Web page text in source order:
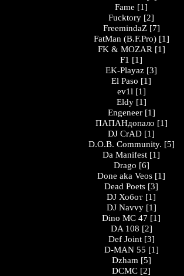
Fame [1]
Fucktory [2]
FreemindaZ [7]
FatMan (B.F.Pro) [1]
FK & MOZAR [1]
F1 [1]
EK-Playaz [3]
El Paso [1]
ev1l [1]
Eldy [1]
Engeneer [1]
ПАПАНдопало [1]
DJ CrAD [1]
D.O.B. Community. [5]
Da Manifest [1]
Drago [6]
Done aka Veos [1]
Dead Poets [3]
DJ Хобот [1]
DJ Navvy [1]
Dino MC 47 [1]
DA 108 [2]
Def Joint [3]
D-MAN 55 [1]
Dzham [5]
DCMC [2]